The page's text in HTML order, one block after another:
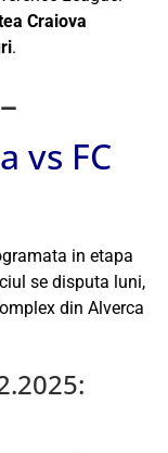
Craiova
.
vs FC
in etapa
se disputa luni,
din Alverca